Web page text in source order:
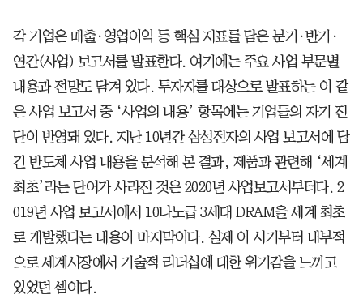
각 기업은 매출·영업이익 등 핵심 지표를 담은 분기·반기·
연간(사업) 보고서를 발표한다. 여기에는 주요 사업 부문별
내용과 전망도 담겨 있다. 투자자를 대상으로 발표하는 이 같
은 사업 보고서 중 ‘사업의 내용’ 항목에는 기업들의 자기 진
단이 반영돼 있다. 지난 10년간 삼성전자의 사업 보고서에 담
긴 반도체 사업 내용을 분석해 본 결과, 제품과 관련해 ‘세계
최초’라는 단어가 사라진 것은 2020년 사업보고서부터다. 2
019년 사업 보고서에서 10나노급 3세대 DRAM을 세계 최초
로 개발했다는 내용이 마지막이다. 실제 이 시기부터 내부적
으로 세계시장에서 기술적 리더십에 대한 위기감을 느끼고
있었던 셈이다.